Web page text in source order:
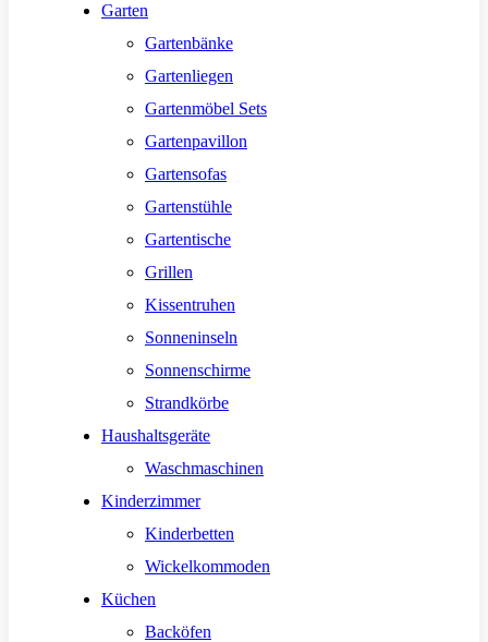
Garten
Gartenbänke
Gartenliegen
Gartenmöbel Sets
Gartenpavillon
Gartensofas
Gartenstühle
Gartentische
Grillen
Kissentruhen
Sonneninseln
Sonnenschirme
Strandkörbe
Haushaltsgeräte
Waschmaschinen
Kinderzimmer
Kinderbetten
Wickelkommoden
Küchen
Backöfen